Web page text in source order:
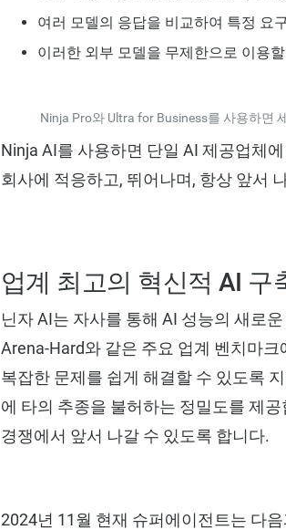
여러 모델의 응답을 비교하여 특정 요
이러한 외부 모델을 무제한으로 이용
Ninja Pro와 Ultra for Business를 사용하면
Ninja AI를 사용하면 단일 AI 제공업체
회사에 적응하고, 뛰어나며, 항상 앞서
업계 최고의 혁신적 AI 구
닌자 AI는 자사를 통해 AI 성능의 새로
Arena-Hard와 같은 주요 업계 벤치마
복잡한 문제를 쉽게 해결할 수 있도록
에 타의 추종을 불허하는 정밀도를 제
경쟁에서 앞서 나갈 수 있도록 합니다.
2024년 11월 현재 슈퍼에이전트는 다